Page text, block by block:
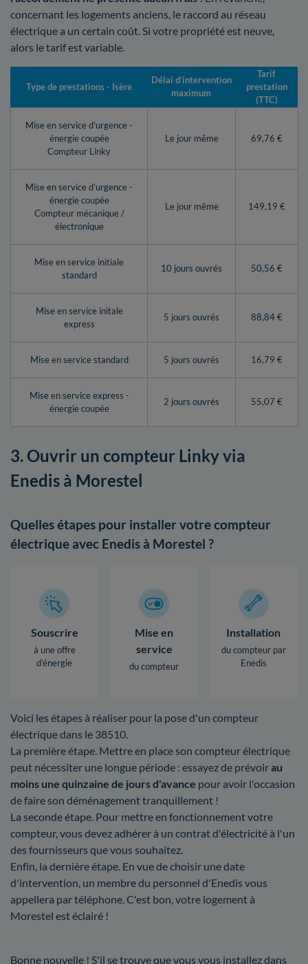
concernant les logements anciens, le raccord au réseau
électrique a un certain coût. Si votre propriété est neuve,
alors le tarif est variable.
Type de prestations - Isère
Délai d’intervention
maximum
Tarif
prestation
(TTC)
Mise en service d'urgence -
énergie coupée
Compteur Linky
Le jour même 69,76 €
Mise en service d’urgence -
énergie coupée
Compteur mécanique /
électronique
Le jour même 149,19 €
Mise en service initiale
standard
10 jours ouvrés 50,56 €
Mise en service initale
express
5 jours ouvrés 88,84 €
Mise en service standard 5 jours ouvrés 16,79 €
Mise en service express -
énergie coupée
2 jours ouvrés 55,07 €
3. Ouvrir un compteur Linky via
Enedis à Morestel
Quelles étapes pour installer votre compteur
électrique avec Enedis à Morestel ?
Souscrire
à une offre
d’énergie
Mise en
service
du compteur
Installation
du compteur par
Enedis
Voici les étapes à réaliser pour la pose d'un compteur
électrique dans le 38510.
La première étape. Mettre en place son compteur électrique
peut nécessiter une longue période : essayez de prévoirau
moins une quinzaine de jours d'avance pour avoir l'occasion
de faire son déménagement tranquillement !
La seconde étape. Pour mettre en fonctionnement votre
compteur, vous devez adhérer à un contrat d'électricité à l'un
des fournisseurs que vous souhaitez.
Enfin, la dernière étape. En vue de choisir une date
d'intervention, un membre du personnel d'Enedis vous
appellera par téléphone. C'est bon, votre logement à
Morestel est éclairé !
Bonne nouvelle ! S'il se trouve que vous vous installez dans